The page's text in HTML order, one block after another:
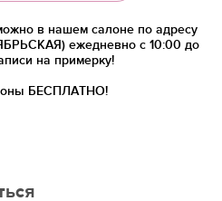
в нашем салоне по адресу
ежедневно с 10:00 до
на примерку!
БЕСПЛАТНО!